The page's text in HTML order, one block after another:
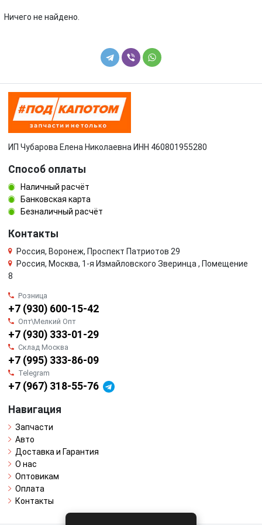
Ничего не найдено.
ИП Чубарова Елена Николаевна ИНН 460801955280
Способ оплаты
Наличный расчёт
Банковская карта
Безналичный расчёт
Контакты
Россия, Воронеж, Проспект Патриотов 29
Россия, Москва, 1-я Измайловского Зверинца , Помещение
8
Розница
+7 (930) 600-15-42
Опт\Мелкий Опт
+7 (930) 333-01-29
Склад Москва
+7 (995) 333-86-09
Telegram
+7 (967) 318-55-76
Навигация
Запчасти
Авто
Доставка и Гарантия
О нас
Оптовикам
Оплата
Контакты